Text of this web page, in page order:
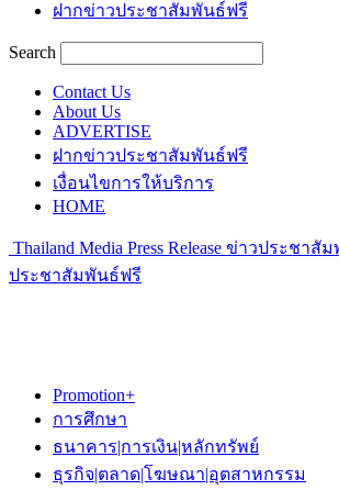
ฝากข่าวประชาสัมพันธ์ฟรี
Search
Contact Us
About Us
ADVERTISE
ฝากข่าวประชาสัมพันธ์ฟรี
เงื่อนไขการให้บริการ
HOME
Thailand Media Press Release ข่าวประชา
ประชาสัมพันธ์ฟรี
Promotion+
การศึกษา
ธนาคาร|การเงิน|หลักทรัพย์
ธุรกิจ|ตลาด|โฆษณา|อุตสาหกรรม